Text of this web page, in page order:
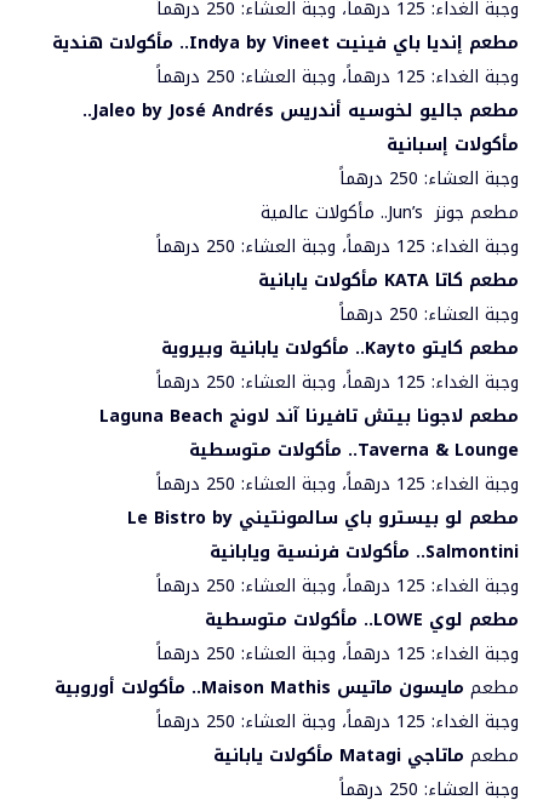
وجبة الغداء: 125 درهماً، وجبة العشاء: 250 درهماً
مطعم إنديا باي فينيت Indya by Vineet.. مأكولات هندية
وجبة الغداء: 125 درهماً، وجبة العشاء: 250 درهماً
مطعم جاليو لخوسيه أندريس Jaleo by José Andrés
..
مأكولات إسبانية
وجبة العشاء: 250 درهماً
مطعم جونز Jun’s.. مأكولات عالمية
وجبة الغداء: 125 درهماً، وجبة العشاء: 250 درهماً
مطعم كاتا KATA مأكولات يابانية
وجبة العشاء: 250 درهماً
مطعم كايتو Kayto.. مأكولات يابانية وبيروية
وجبة الغداء: 125 درهماً، وجبة العشاء: 250 درهماً
مطعم لاجونا بيتش تافيرنا آند لاونج Laguna Beach
Taverna & Lounge.. مأكولات متوسطية
وجبة الغداء: 125 درهماً، وجبة العشاء: 250 درهماً
مطعم لو بيسترو باي سالمونتيني Le Bistro by
Salmontini.. مأكولات فرنسية ويابانية
وجبة الغداء: 125 درهماً، وجبة العشاء: 250 درهماً
مطعم لوي LOWE.. مأكولات متوسطية
وجبة الغداء: 125 درهماً، وجبة العشاء: 250 درهماً
مطعم مايسون ماتيس Maison Mathis.. مأكولات أوروبية
وجبة الغداء: 125 درهماً، وجبة العشاء: 250 درهماً
مطعم ماتاجي Matagi مأكولات يابانية
وجبة العشاء: 250 درهماً